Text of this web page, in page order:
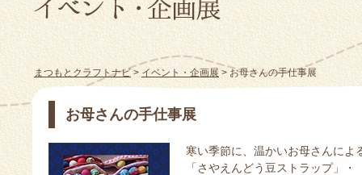
まつもとクラフトナビ>イベント・企画展> お母さんの手仕事展
お母さんの手仕事展
寒い季節に、温かいお母さんによ
「さやえんどう豆ストラップ」